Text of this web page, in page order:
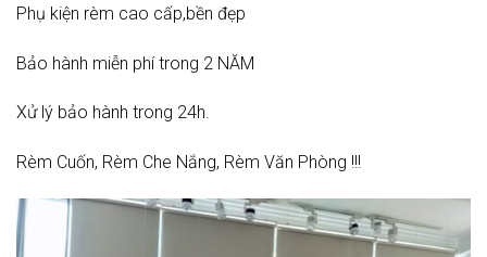
Phụ kiện rèm cao cấp,bền đẹp
Bảo hành miễn phí trong 2 NĂM
Xử lý bảo hành trong 24h.
Rèm Cuốn, Rèm Che Nắng, Rèm Văn Phòng !!!